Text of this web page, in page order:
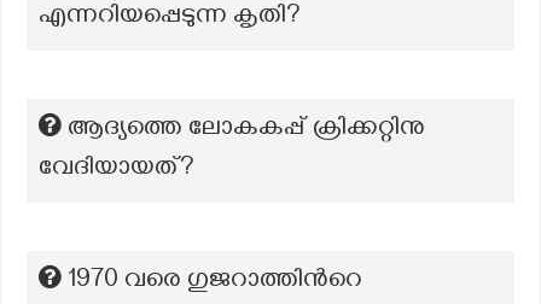
എന്നറിയപ്പെടുന്ന കൃതി?
ആദ്യത്തെ ലോകകപ്പ് ക്രിക്കറ്റിനു
വേദിയായത്?
1970 വരെ ഗുജറാത്തിന്‍റെ